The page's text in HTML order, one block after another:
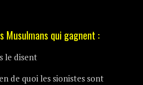
Musulmans qui gagnent :
le disent
de quoi les sionistes sont